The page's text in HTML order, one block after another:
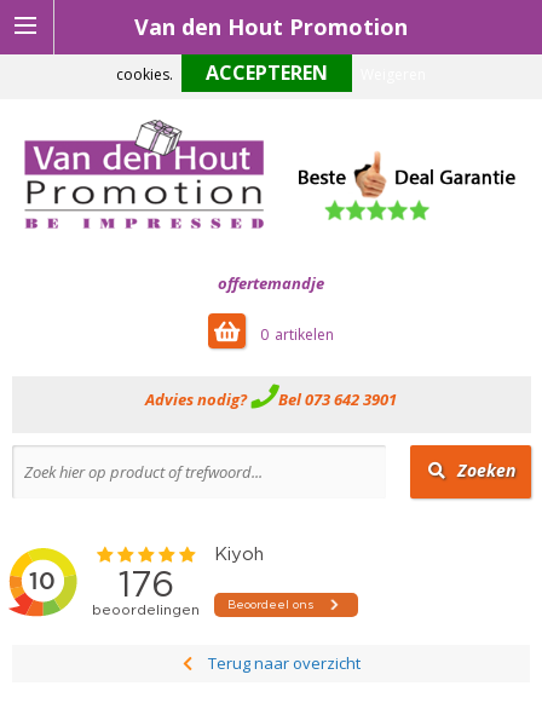
Van den Hout Promotion
offertemandje
0
Advies nodig? Bel 073 642 3901
Zoeken
Terug naar overzicht
Om onze website optimaal te laten functioneren maken wij gebruik van
cookies.